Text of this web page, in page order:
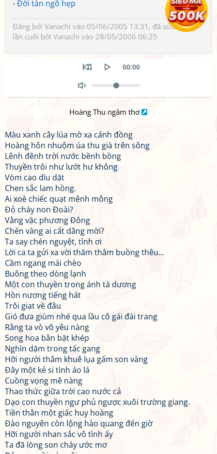
-Đời tàn ngõ hẹp
Đăng bởi Vanachi vào 05/06/2005 13:31, đã sửa 1 lần,
lần cuối bởi Vanachi vào 28/05/2006 06:25
Seek
Current
00:00
Mute
Volume
Hoàng Thu ngâm thơ
Màu xanh cây lúa mờ xa cánh đồng
Hoàng hôn nhuộm úa thu già trên sông
Lênh đênh trời nước bềnh bồng
Thuyền trôi như lướt hư không
Vòm cao dìu dặt
Chen sắc lam hồng.
Ai xoè chiếc quạt mênh mông
Đỏ cháy non Đoài?
Vằng vặc phương Đông
Chén vàng ai cất dâng mời?
Ta say chén nguyệt, tình ơi
Lời ca ta gửi xa vời thăm thẳm buồng thêu...
Cầm ngang mái chèo
Buông theo dòng lạnh
Một con thuyền trong ánh tà dương
Hồn nương tiếng hát
Trôi giạt về đâu
Gió đưa giùm nhé qua lầu cô gái đài trang
Rằng ta vò võ yêu nàng
Song hoa bằn bặt khép
Nghìn dặm trong tấc gang
Hỡi người thâm khuê lụa gấm son vàng
Đây một kẻ si tình áo lá
Cuồng vọng mê nàng
Thao thức giữa trời cao nước cả
Dạo con thuyền ngư phủ ngược xuôi trường giang.
Tiền thân một giấc huy hoàng
Đào nguyên còn lộng hào quang đến giờ
Hỡi người nhan sắc vô tình ấy
Ta đã lòng son cháy ước mơ